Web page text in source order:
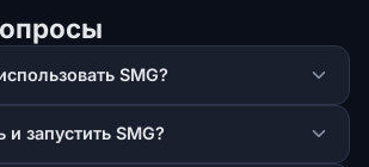
SMG?
и запустить SMG?